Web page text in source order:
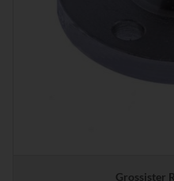
Grossister